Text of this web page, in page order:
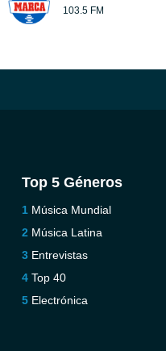
103.5 FM
Top 5 Géneros
Música Mundial
Música Latina
Entrevistas
Top 40
Electrónica